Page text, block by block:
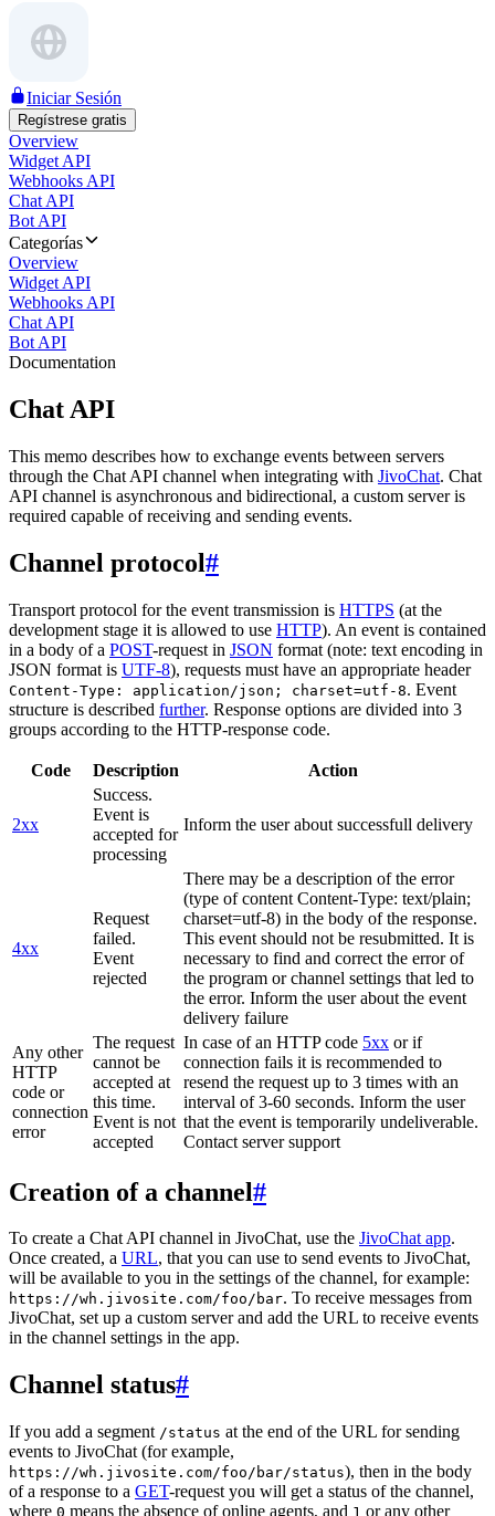
Iniciar Sesión
Regístrese gratis
Overview
Widget API
Webhooks API
Chat API
Bot API
Categorías
Overview
Widget API
Webhooks API
Chat API
Bot API
Documentation
Chat API
This memo describes how to exchange events between servers
through the Chat API channel when integrating with JivoChat. Chat
API channel is asynchronous and bidirectional, a custom server is
required capable of receiving and sending events.
Channel protocol#
Transport protocol for the event transmission is HTTPS (at the
development stage it is allowed to use HTTP). An event is contained
in a body of a POST-request in JSON format (note: text encoding in
JSON format is UTF-8), requests must have an appropriate header
Content-Type: application/json; charset=utf-8. Event
structure is described further. Response options are divided into 3
groups according to the HTTP-response code.
Code Description Action
2xx
Success.
Event is
accepted for
processing
Inform the user about successfull delivery
4xx
Request
failed.
Event
rejected
There may be a description of the error
(type of content Content-Type: text/plain;
charset=utf-8) in the body of the response.
This event should not be resubmitted. It is
necessary to find and correct the error of
the program or channel settings that led to
the error. Inform the user about the event
delivery failure
Any other
HTTP
code or
connection
error
The request
cannot be
accepted at
this time.
Event is not
accepted
In case of an HTTP code 5xx or if
connection fails it is recommended to
resend the request up to 3 times with an
interval of 3-60 seconds. Inform the user
that the event is temporarily undeliverable.
Contact server support
Creation of a channel#
To create a Chat API channel in JivoChat, use the JivoChat app.
Once created, a URL, that you can use to send events to JivoChat,
will be available to you in the settings of the channel, for example:
https://wh.jivosite.com/foo/bar. To receive messages from
JivoChat, set up a custom server and add the URL to receive events
in the channel settings in the app.
Channel status#
If you add a segment /status at the end of the URL for sending
events to JivoChat (for example,
https://wh.jivosite.com/foo/bar/status), then in the body
of a response to a GET-request you will get a status of the channel,
where 0 means the absence of online agents, and 1 or any other